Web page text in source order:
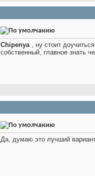
Chipenya, ну стоит
собственный, главное знать
Да, думаю это лучший